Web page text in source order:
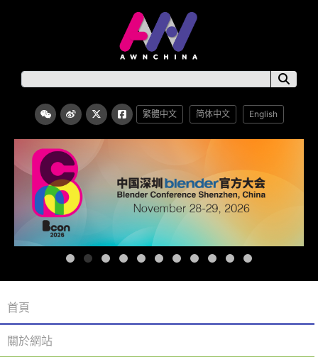
繁體中文 简体中文 English
首頁
關於網站